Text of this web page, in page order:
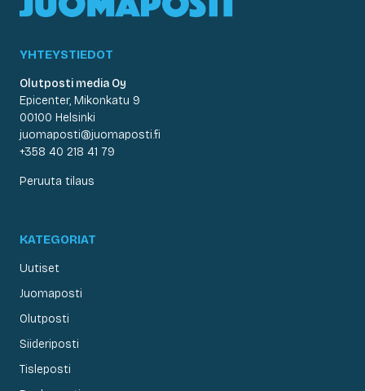
YHTEYSTIEDOT
Olutposti media Oy
Epicenter, Mikonkatu 9
00100 Helsinki
juomaposti@juomaposti.fi
+358 40 218 41 79
Peruuta tilaus
KATEGORIAT
Uutiset
Juomaposti
Olutposti
Siideriposti
Tisleposti